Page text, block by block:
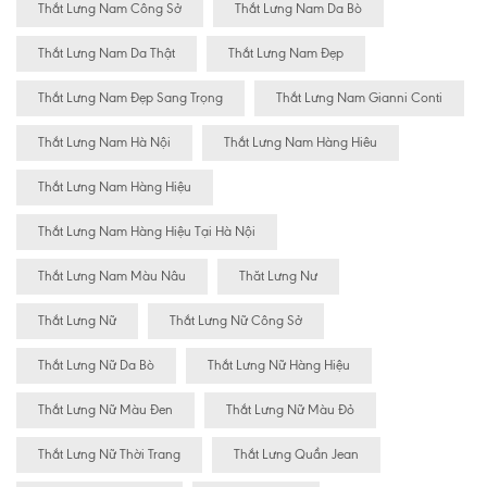
Thắt Lưng Nam Công Sở Thắt Lưng Nam Da Bò
Thắt Lưng Nam Da Thật Thắt Lưng Nam Đẹp
Thắt Lưng Nam Đẹp Sang Trọng Thắt Lưng Nam Gianni Conti
Thắt Lưng Nam Hà Nội Thắt Lưng Nam Hàng Hiêu
Thắt Lưng Nam Hàng Hiệu
Thắt Lưng Nam Hàng Hiệu Tại Hà Nội
Thắt Lưng Nam Màu Nâu Thăt Lưng Nư
Thắt Lưng Nữ Thắt Lưng Nữ Công Sở
Thắt Lưng Nữ Da Bò Thắt Lưng Nữ Hàng Hiệu
Thắt Lưng Nữ Màu Đen Thắt Lưng Nữ Màu Đỏ
Thắt Lưng Nữ Thời Trang Thắt Lưng Quần Jean